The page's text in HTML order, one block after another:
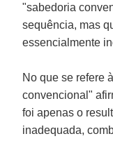
"sabedoria
sequência, mas
essencialmente
No que se refere
convencional"
foi apenas o
inadequada,